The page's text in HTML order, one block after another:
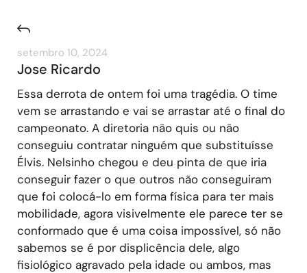
setembro 10, 2024
Jose Ricardo
Essa derrota de ontem foi uma tragédia. O time
vem se arrastando e vai se arrastar até o final do
campeonato. A diretoria não quis ou não
conseguiu contratar ninguém que substituísse
Élvis. Nelsinho chegou e deu pinta de que iria
conseguir fazer o que outros não conseguiram
que foi colocá-lo em forma física para ter mais
mobilidade, agora visivelmente ele parece ter se
conformado que é uma coisa impossível, só não
sabemos se é por displicência dele, algo
fisiológico agravado pela idade ou ambos, mas